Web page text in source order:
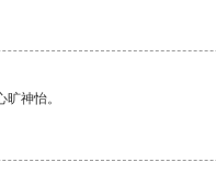
神怡。